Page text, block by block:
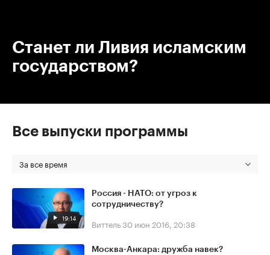
Станет ли Ливия исламским
государством?
Все выпуски программы
За все время
19:14
Россия - НАТО: от угроз к
сотрудничеству?
Виттель30 июн 2016, 20:38
Москва-Анкара: дружба навек?